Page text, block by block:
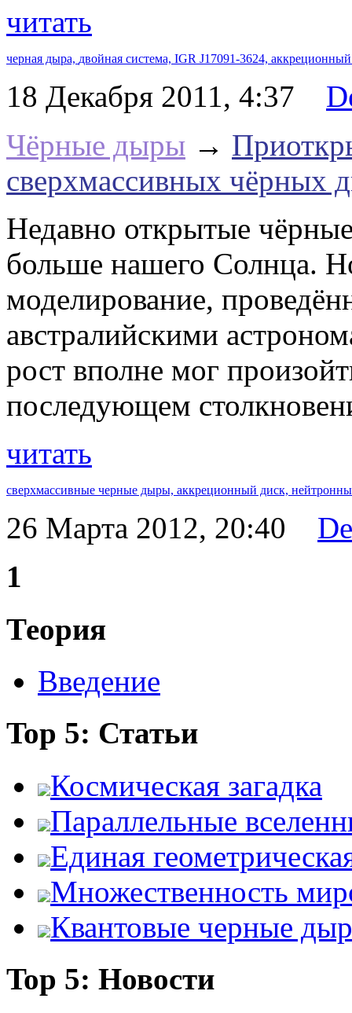
читать
черная дыра, двойная система, IGR J17091-3624,
18 Декабря 2011, 4:37
Чёрные дыры →
сверхмассивных чёрных
Недавно открытые
больше нашего Солнца.
моделирование,
австралийскими
рост вполне мог
последующем
читать
сверхмассивные черные дыры, аккреционный диск,
26 Марта 2012, 20:40
1
Теория
Введение
Top 5: Статьи
Космическая загадка
Параллельные
Единая
Множественность
Квантовые черные
Top 5: Новости